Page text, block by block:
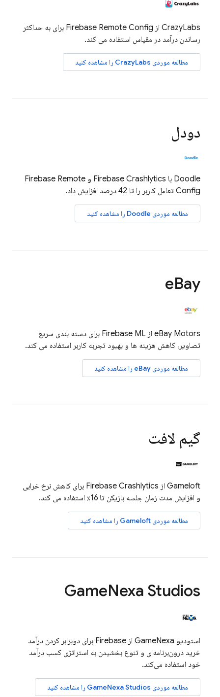
CrazyLabs از Firebase Remote Config برای به حداکثر
رساندن درآمد در مقیاس استفاده می کند.
مطالعه موردی CrazyLabs را مشاهده کنید
دودل
Doodle با Firebase Crashlytics و Firebase Remote
Config تعامل کاربر را تا 42 درصد افزایش داد.
مطالعه موردی Doodle را مشاهده کنید
eBay
eBay Motors از Firebase ML برای دسته بندی سریع
تصاویر، کاهش هزینه ها و بهبود تجربه کاربر استفاده می کند.
مطالعه موردی eBay را مشاهده کنید
گیم لافت
Gameloft از Firebase Crashlytics برای کاهش نرخ خرابی
و افزایش مدت زمان جلسه بازیکن تا 16٪ استفاده می کند.
مطالعه موردی Gameloft را مشاهده کنید
GameNexa Studios
استودیو GameNexa از Firebase برای دوبرابر کردن درآمد
خرید درون‌برنامه‌ای و تنوع بخشیدن به استراتژی کسب درآمد
خود استفاده می‌کند.
مطالعه موردی GameNexa Studios را مشاهده کنید